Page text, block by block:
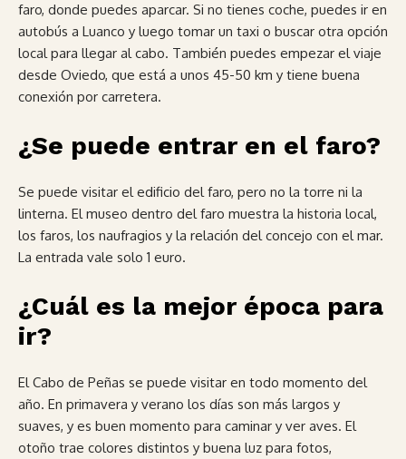
faro, donde puedes aparcar. Si no tienes coche, puedes ir en
autobús a Luanco y luego tomar un taxi o buscar otra opción
local para llegar al cabo. También puedes empezar el viaje
desde Oviedo, que está a unos 45-50 km y tiene buena
conexión por carretera.
¿Se puede entrar en el faro?
Se puede visitar el edificio del faro, pero no la torre ni la
linterna. El museo dentro del faro muestra la historia local,
los faros, los naufragios y la relación del concejo con el mar.
La entrada vale solo 1 euro.
¿Cuál es la mejor época para
ir?
El Cabo de Peñas se puede visitar en todo momento del
año. En primavera y verano los días son más largos y
suaves, y es buen momento para caminar y ver aves. El
otoño trae colores distintos y buena luz para fotos,